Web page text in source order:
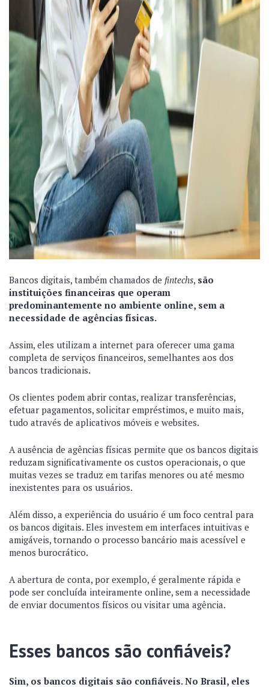
Bancos digitais, também chamados de fintechs, são
instituições financeiras que operam
predominantemente no ambiente online, sem a
necessidade de agências físicas.
Assim, eles utilizam a internet para oferecer uma gama
completa de serviços financeiros, semelhantes aos dos
bancos tradicionais.
Os clientes podem abrir contas, realizar transferências,
efetuar pagamentos, solicitar empréstimos, e muito mais,
tudo através de aplicativos móveis e websites.
A ausência de agências físicas permite que os bancos digitais
reduzam significativamente os custos operacionais, o que
muitas vezes se traduz em tarifas menores ou até mesmo
inexistentes para os usuários.
Além disso, a experiência do usuário é um foco central para
os bancos digitais. Eles investem em interfaces intuitivas e
amigáveis, tornando o processo bancário mais acessível e
menos burocrático.
A abertura de conta, por exemplo, é geralmente rápida e
pode ser concluída inteiramente online, sem a necessidade
de enviar documentos físicos ou visitar uma agência.
Esses bancos são confiáveis?
Sim, os bancos digitais são confiáveis. No Brasil, eles